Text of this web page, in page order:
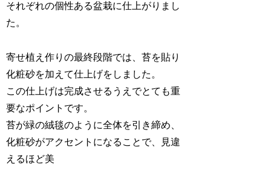
それぞれの個性ある盆栽に仕上がりまし
た。
寄せ植え作りの最終段階では、苔を貼り
化粧砂を加えて仕上げをしました。
この仕上げは完成させるうえでとても重
要なポイントです。
苔が緑の絨毯のように全体を引き締め、
化粧砂がアクセントになることで、見違
えるほど美